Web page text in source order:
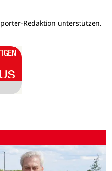
Redaktion unterstützen.